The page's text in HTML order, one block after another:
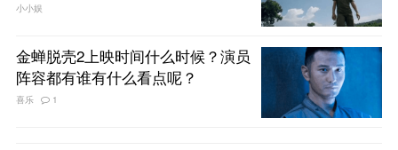
小小娱
金蝉脱壳2上映时间什么时候？演员
阵容都有谁有什么看点呢？
喜乐 1